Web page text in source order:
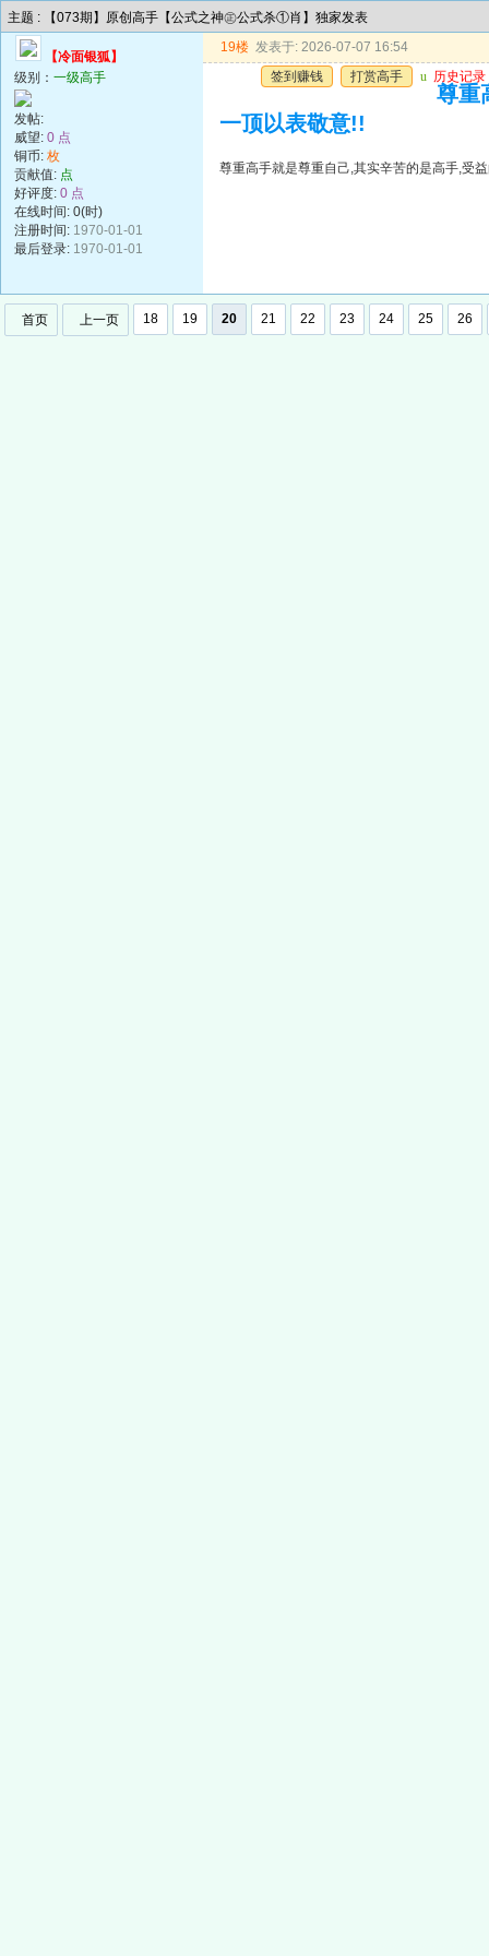
主题 : 【073期】原创高手【公式之神㊣公式杀①肖】独家发表
【冷面银狐】
级别： 一级高手
发帖:
威望: 0 点
铜币: 枚
贡献值: 点
好评度: 0 点
在线时间: 0(时)
注册时间: 1970-01-01
最后登录: 1970-01-01
19楼 发表于: 2026-07-07 16:54
签到赚钱
打赏高手 u 历史记录
尊重
一顶以表敬意!!
尊重高手就是尊重自己,其实辛苦的是高手,受
首页 上一页 18 19 20 21 22 23 24 25 26